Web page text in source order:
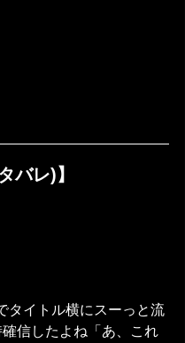
バレ)】
タイトル横にスーっと流
信したよね「あ、これ